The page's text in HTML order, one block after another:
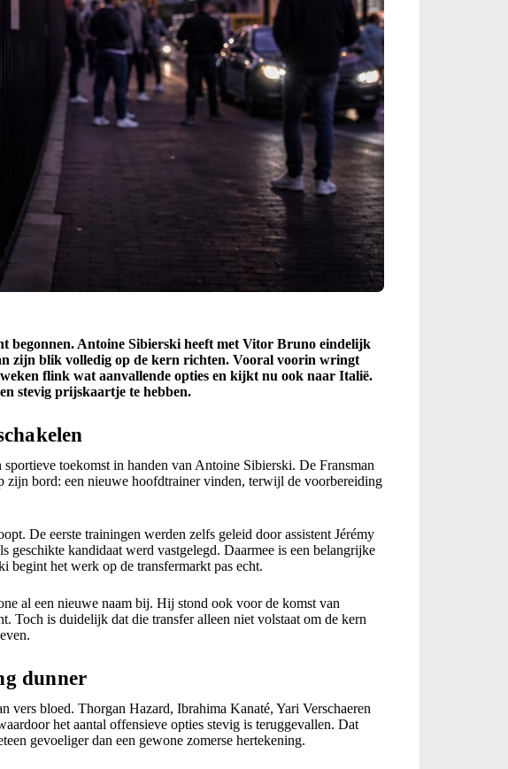
begonnen. Antoine Sibierski heeft met Vitor Bruno eindelijk
zijn blik volledig op de kern richten. Vooral voorin wringt
flink wat aanvallende opties en kijkt nu ook naar Italië.
stevig prijskaartje te hebben.
sportieve toekomst in handen van Antoine Sibierski. De Fransman
zijn bord: een nieuwe hoofdtrainer vinden, terwijl de voorbereiding
De eerste trainingen werden zelfs geleid door assistent Jérémy
kandidaat werd vastgelegd. Daarmee is een belangrijke
begint het werk op de transfermarkt pas echt.
al een nieuwe naam bij. Hij stond ook voor de komst van
Toch is duidelijk dat die transfer alleen niet volstaat om de kern
dunner
vers bloed. Thorgan Hazard, Ibrahima Kanaté, Yari Verschaeren
het aantal offensieve opties stevig is teruggevallen. Dat
gevoeliger dan een gewone zomerse hertekening.